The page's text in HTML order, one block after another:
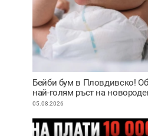
Бейби бум в Пловдивско!
най-голям ръст на
София
05.08.2026